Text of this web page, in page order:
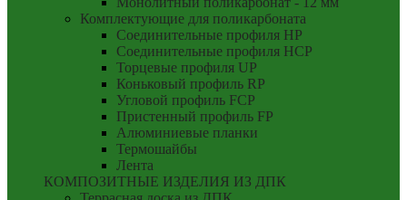
Комплектующие для поликарбоната
Соединительные профиля HP
Соединительные профиля HCP
Торцевые профиля UP
Коньковый профиль RP
Угловой профиль FCP
Пристенный профиль FP
Алюминиевые планки
Термошайбы
Лента
КОМПОЗИТНЫЕ ИЗДЕЛИЯ ИЗ ДПК